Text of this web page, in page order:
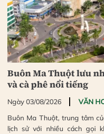
Buôn Ma Thuột lưu
và cà phê nổi tiếng
Ngày 03/08/2026 VĂN
Buôn Ma Thuột, trung tâm
lịch sử với nhiều cách gọi